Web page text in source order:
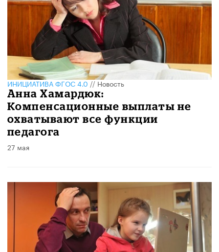
ИНИЦИАТИВА ФГОС 4.0//Новость
Анна Хамардюк:
Компенсационные выплаты не
охватывают все функции
педагога
27 мая